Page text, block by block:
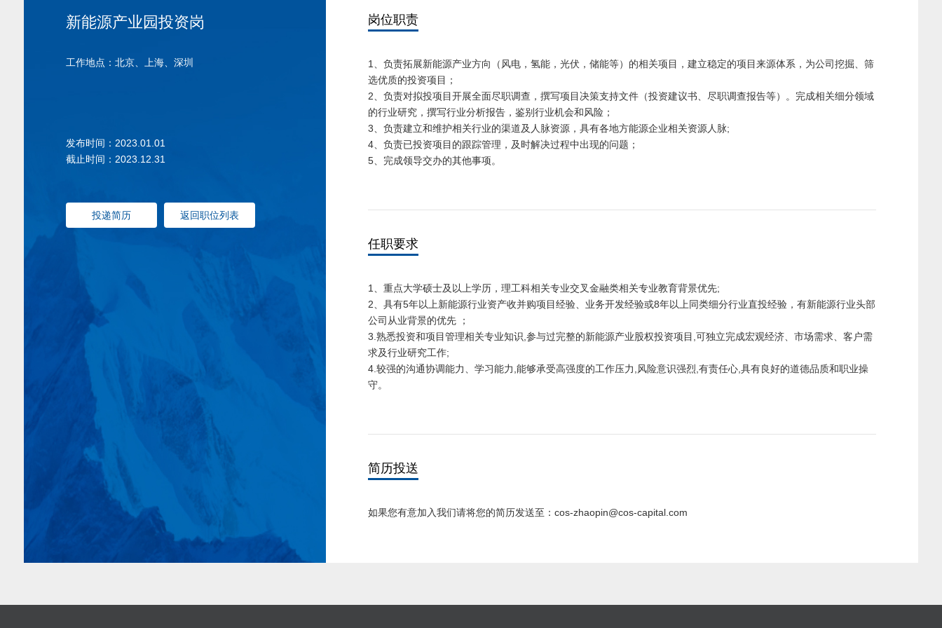
新能源产业园投资岗
工作地点：北京、上海、深圳
发布时间：2023.01.01
截止时间：2023.12.31
投递简历 返回职位列表
岗位职责
1、负责拓展新能源产业方向（风电，氢能，光伏，储能等）的相关项目，建立稳定的项目来源体系，为公司挖掘、筛
选优质的投资项目；
2、负责对拟投项目开展全面尽职调查，撰写项目决策支持文件（投资建议书、尽职调查报告等）。完成相关细分领域
的行业研究，撰写行业分析报告，鉴别行业机会和风险；
3、负责建立和维护相关行业的渠道及人脉资源，具有各地方能源企业相关资源人脉;
4、负责已投资项目的跟踪管理，及时解决过程中出现的问题；
5、完成领导交办的其他事项。
任职要求
1、重点大学硕士及以上学历，理工科相关专业交叉金融类相关专业教育背景优先;
2、具有5年以上新能源行业资产收并购项目经验、业务开发经验或8年以上同类细分行业直投经验，有新能源行业头部
公司从业背景的优先 ；
3.熟悉投资和项目管理相关专业知识,参与过完整的新能源产业股权投资项目,可独立完成宏观经济、市场需求、客户需
求及行业研究工作;
4.较强的沟通协调能力、学习能力,能够承受高强度的工作压力,风险意识强烈,有责任心,具有良好的道德品质和职业操
守。
简历投送
如果您有意加入我们请将您的简历发送至：cos-zhaopin@cos-capital.com